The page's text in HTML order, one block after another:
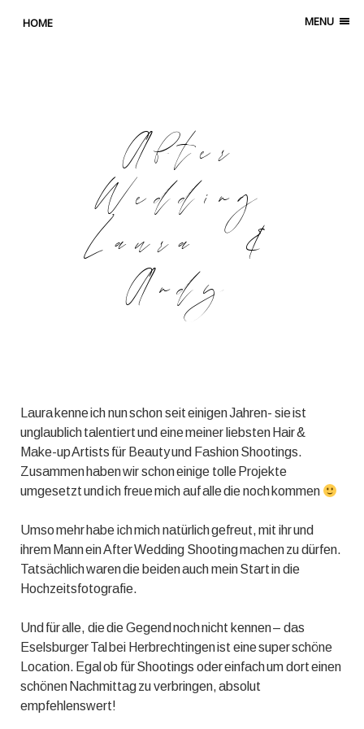
MENU
HOME
After
Wedding
Laura &
Andy
Laura kenne ich nun schon seit einigen Jahren- sie ist
unglaublich talentiert und eine meiner liebsten Hair &
Make-up Artists für Beauty und Fashion Shootings.
Zusammen haben wir schon einige tolle Projekte
umgesetzt und ich freue mich auf alle die noch kommen
Umso mehr habe ich mich natürlich gefreut, mit ihr und
ihrem Mann ein After Wedding Shooting machen zu dürfen.
Tatsächlich waren die beiden auch mein Start in die
Hochzeitsfotografie.
Und für alle, die die Gegend noch nicht kennen – das
Eselsburger Tal bei Herbrechtingen ist eine super schöne
Location. Egal ob für Shootings oder einfach um dort einen
schönen Nachmittag zu verbringen, absolut
empfehlenswert!